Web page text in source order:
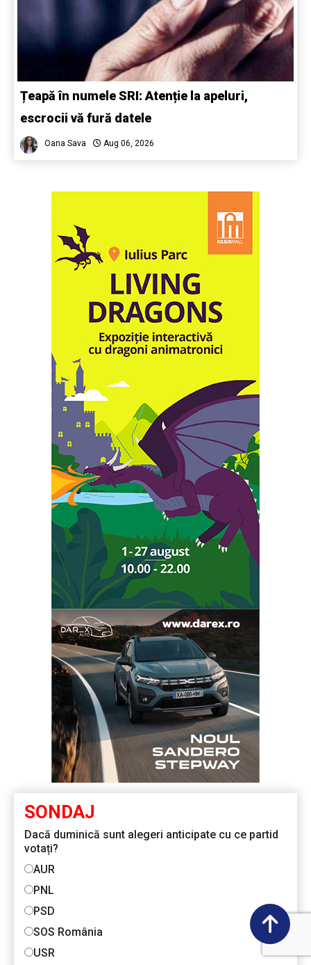
Țeapă în numele SRI: Atenție la apeluri,
escrocii vă fură datele
Oana Sava Aug 06, 2026
SONDAJ
Dacă duminică sunt alegeri anticipate cu ce partid
votați?
AUR
PNL
PSD
SOS România
USR